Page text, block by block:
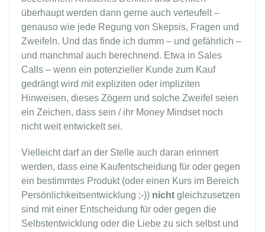
überhaupt werden dann gerne auch verteufelt –
genauso wie jede Regung von Skepsis, Fragen und
Zweifeln. Und das finde ich dumm – und gefährlich –
und manchmal auch berechnend. Etwa in Sales
Calls – wenn ein potenzieller Kunde zum Kauf
gedrängt wird mit expliziten oder impliziten
Hinweisen, dieses Zögern und solche Zweifel seien
ein Zeichen, dass sein / ihr Money Mindset noch
nicht weit entwickelt sei.
Vielleicht darf an der Stelle auch daran erinnert
werden, dass eine Kaufentscheidung für oder gegen
ein bestimmtes Produkt (oder einen Kurs im Bereich
Persönlichkeitsentwicklung ;-)) nicht gleichzusetzen
sind mit einer Entscheidung für oder gegen die
Selbstentwicklung oder die Liebe zu sich selbst und